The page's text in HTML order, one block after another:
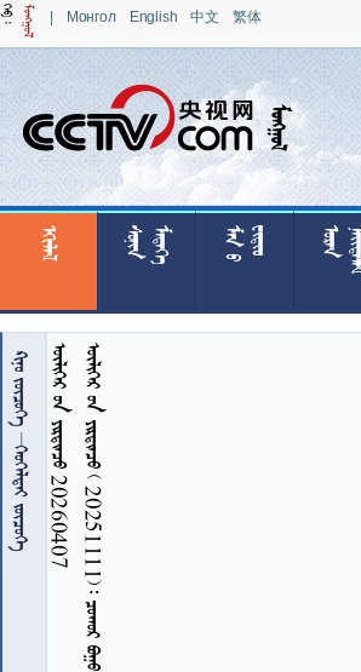
| Монгол English 中文 繁体
 








  







  










 

    20260407    20251111   